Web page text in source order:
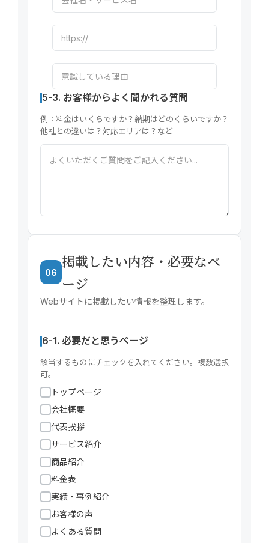
INFORMATION
FAQ
CONTACT
5-3. お客様からよく聞かれる質問
例：料金はいくらですか？納期はどのくらいですか？
他社との違いは？対応エリアは？など
06
掲載したい内容・必要なペ
ージ
Webサイトに掲載したい情報を整理します。
6-1. 必要だと思うページ
該当するものにチェックを入れてください。複数選択
可。
トップページ
会社概要
代表挨拶
サービス紹介
商品紹介
料金表
実績・事例紹介
お客様の声
よくある質問